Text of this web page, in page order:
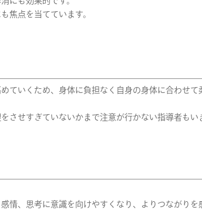
焦点を当てています。
ていくため、身体に負担なく自身の身体に合わせて
させすぎていないかまで注意が行かない指導者もい
情、思考に意識を向けやすくなり、よりつながりを